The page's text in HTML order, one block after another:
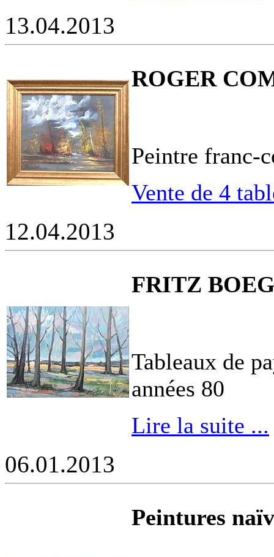
13.04.2013
ROGER
Peintre franc-
Vente de 4
12.04.2013
FRITZ
Tableaux de
années 80
Lire la suite ...
06.01.2013
Peintures